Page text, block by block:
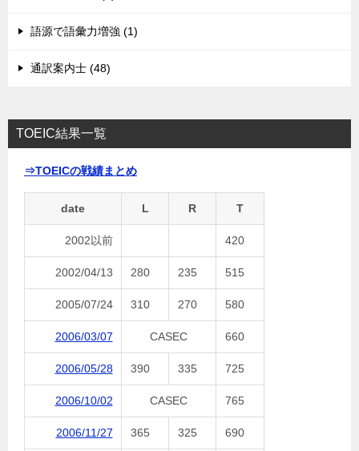
語源で語彙力増強 (1)
通訳案内士 (48)
TOEIC結果一覧
⇒TOEICの戦績まとめ
date L R T
2002以前 420
2002/04/13 280 235 515
2005/07/24 310 270 580
2006/03/07 CASEC 660
2006/05/28 390 335 725
2006/10/02 CASEC 765
2006/11/27 365 325 690